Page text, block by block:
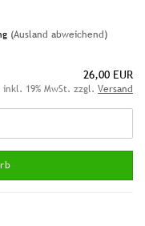
(Ausland abweichend)
26,00 EUR
inkl. 19% MwSt. zzgl. Versand